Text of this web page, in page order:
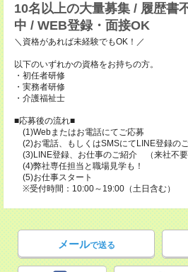
10名以上の大量募集 / 履歴書
中 / WEB登録・面接OK
＼資格があれば未経験でもOK！／
以下のいずれかの資格をお持ちの方。
・初任者研修
・実務者研修
・介護福祉士
■応募後の流れ■
(1)Webまたはお電話にてご応募
(2)お電話、もしくはSMSにてLINE登録の
(3)LINE登録、お仕事のご紹介 （来社不要
(4)弊社専任担当と職場見学も！
(5)お仕事スタート
※受付時間：10:00～19:00（土日含む）
メールで送る